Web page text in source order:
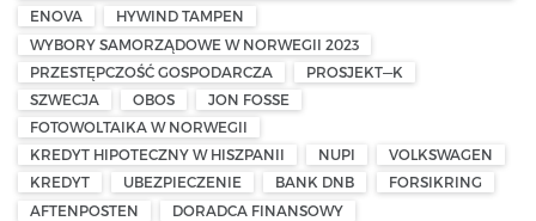
ENOVA
HYWIND TAMPEN
WYBORY SAMORZĄDOWE W NORWEGII 2023
PRZESTĘPCZOŚĆ GOSPODARCZA
PROSJEKT—K
SZWECJA
OBOS
JON FOSSE
FOTOWOLTAIKA W NORWEGII
KREDYT HIPOTECZNY W HISZPANII
NUPI
VOLKSWAGEN
KREDYT
UBEZPIECZENIE BANK DNB
FORSIKRING
AFTENPOSTEN
DORADCA FINANSOWY